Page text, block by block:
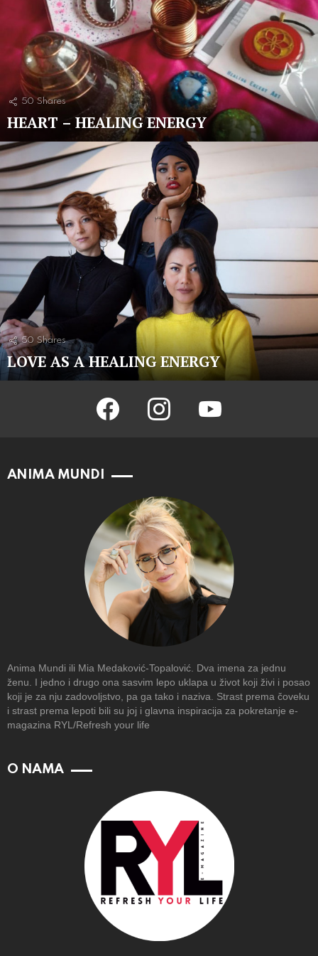
50 Shares
HEART – HEALING ENERGY
50 Shares
LOVE AS A HEALING ENERGY
facebook instagram youtube
ANIMA MUNDI
Anima Mundi ili Mia Medaković-Topalović. Dva imena za jednu
ženu. I jedno i drugo ona sasvim lepo uklapa u život koji živi i posao
koji je za nju zadovoljstvo, pa ga tako i naziva. Strast prema čoveku
i strast prema lepoti bili su joj i glavna inspiracija za pokretanje e-
magazina RYL/Refresh your life
O NAMA